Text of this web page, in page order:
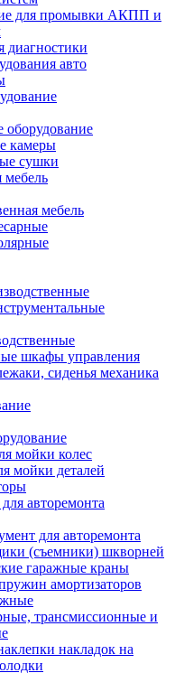
для промывки АКПП и
диагностики
авто
оборудование
камеры
сушки
мебель
мебель
шкафы управления
сиденья механика
мойки колес
мойки деталей
авторемонта
для авторемонта
(съемники) шкворней
гаражные краны
амортизаторов
трансмиссионные и
накладок на